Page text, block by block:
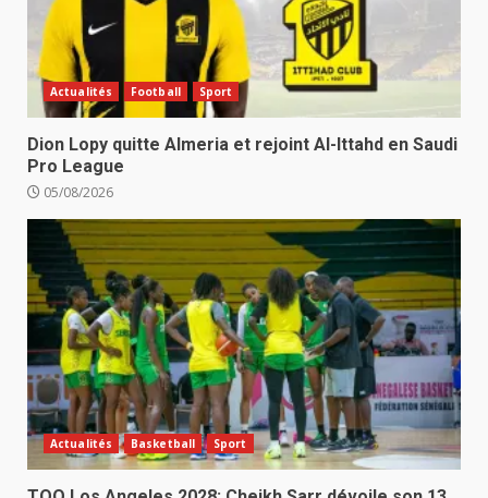
Actualités Football Sport
Dion Lopy quitte Almeria et rejoint Al-Ittahd en Saudi
Pro League
05/08/2026
Actualités Basketball Sport